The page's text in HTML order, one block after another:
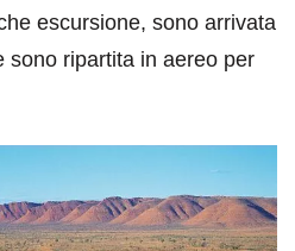
escursione, sono arrivata
sono ripartita in aereo per